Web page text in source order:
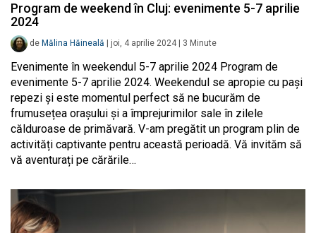
Program de weekend în Cluj: evenimente 5-7 aprilie
2024
de Mălina Hăineală joi, 4 aprilie 2024 3 Minute
Evenimente în weekendul 5-7 aprilie 2024 Program de
evenimente 5-7 aprilie 2024. Weekendul se apropie cu pași
repezi și este momentul perfect să ne bucurăm de
frumusețea orașului și a împrejurimilor sale în zilele
călduroase de primăvară. V-am pregătit un program plin de
activități captivante pentru această perioadă. Vă invităm să
vă aventurați pe cărările…